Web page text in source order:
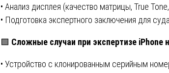
• Анализ дисплея (качество матрицы, True
• Подготовка экспертного заключения для суда
🟩 Сложные случаи при экспертизе iPhone
• Устройство с клонированным серийным